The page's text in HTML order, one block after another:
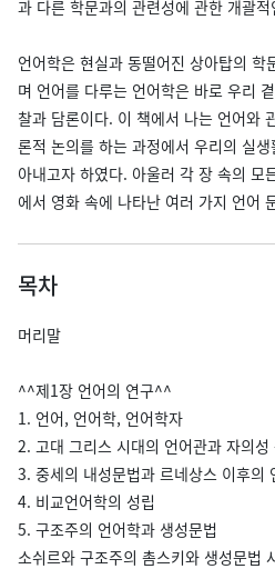
과 다른 학문과의 관련성에 관한 개괄
언어학은 현실과 동떨어진 상아탑의 학
며 언어를 다루는 언어학은 바로 우리
찰과 담론이다. 이 책에서 나는 언어와
론적 논의를 하는 과정에서 우리의 실
아내고자 하였다. 아울러 각 장 속의
에서 영화 속에 나타난 여러 가지 언어
목차
머리말
^^제1장 언어의 연구^^
1. 언어, 언어학, 언어학자
2. 고대 그리스 시대의 언어관과 자의성
3. 중세의 내성문법과 르네상스 이후의
4. 비교언어학의 성립
5. 구조주의 언어학과 생성문법
소쉬르와 구조주의 촘스키와 생성문법